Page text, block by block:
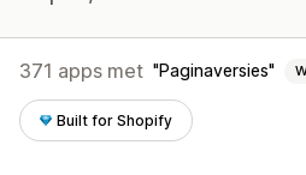
371 apps met Paginaversies
Built for Shopify